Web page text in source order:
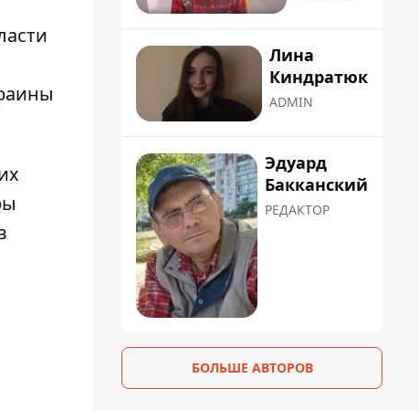
Лина
Киндратюк
ADMIN
Эдуард
Бакканский
РЕДАКТОР
БОЛЬШЕ АВТОРОВ